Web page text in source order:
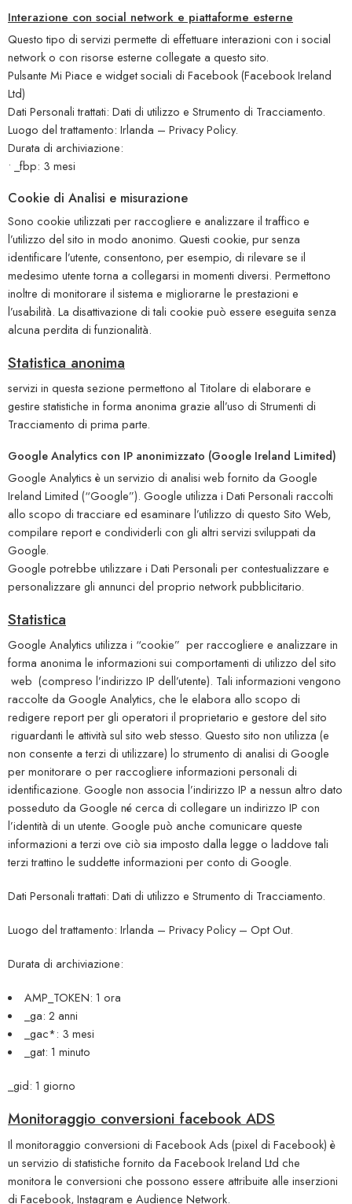
Interazione con social network e piattaforme esterne
Questo tipo di servizi permette di effettuare interazioni con i social
network o con risorse esterne collegate a questo sito.
Pulsante Mi Piace e widget sociali di Facebook (Facebook Ireland
Ltd)
Dati Personali trattati: Dati di utilizzo e Strumento di Tracciamento.
Luogo del trattamento: Irlanda – Privacy Policy.
Durata di archiviazione:
• _fbp: 3 mesi
Cookie di Analisi e misurazione
Sono cookie utilizzati per raccogliere e analizzare il traffico e
l’utilizzo del sito in modo anonimo. Questi cookie, pur senza
identificare l’utente, consentono, per esempio, di rilevare se il
medesimo utente torna a collegarsi in momenti diversi. Permettono
inoltre di monitorare il sistema e migliorarne le prestazioni e
l’usabilità. La disattivazione di tali cookie può essere eseguita senza
alcuna perdita di funzionalità.
Statistica anonima
servizi in questa sezione permettono al Titolare di elaborare e
gestire statistiche in forma anonima grazie all’uso di Strumenti di
Tracciamento di prima parte.
Google Analytics con IP anonimizzato (Google Ireland Limited)
Google Analytics è un servizio di analisi web fornito da Google
Ireland Limited (“Google”). Google utilizza i Dati Personali raccolti
allo scopo di tracciare ed esaminare l’utilizzo di questo Sito Web,
compilare report e condividerli con gli altri servizi sviluppati da
Google.
Google potrebbe utilizzare i Dati Personali per contestualizzare e
personalizzare gli annunci del proprio network pubblicitario.
Statistica
Google Analytics utilizza i “cookie” per raccogliere e analizzare in
forma anonima le informazioni sui comportamenti di utilizzo del sito
web (compreso l’indirizzo IP dell’utente). Tali informazioni vengono
raccolte da Google Analytics, che le elabora allo scopo di
redigere report per gli operatori il proprietario e gestore del sito
riguardanti le attività sul sito web stesso. Questo sito non utilizza (e
non consente a terzi di utilizzare) lo strumento di analisi di Google
per monitorare o per raccogliere informazioni personali di
identificazione. Google non associa l’indirizzo IP a nessun altro dato
posseduto da Google né cerca di collegare un indirizzo IP con
l’identità di un utente. Google può anche comunicare queste
informazioni a terzi ove ciò sia imposto dalla legge o laddove tali
terzi trattino le suddette informazioni per conto di Google.
Dati Personali trattati: Dati di utilizzo e Strumento di Tracciamento.
Luogo del trattamento: Irlanda – Privacy Policy– Opt Out.
Durata di archiviazione:
AMP_TOKEN: 1 ora
_ga: 2 anni
_gac*: 3 mesi
_gat: 1 minuto
_gid: 1 giorno
Monitoraggio conversioni facebook ADS
Il monitoraggio conversioni di Facebook Ads (pixel di Facebook) è
un servizio di statistiche fornito da Facebook Ireland Ltd che
monitora le conversioni che possono essere attribuite alle inserzioni
di Facebook, Instagram e Audience Network.